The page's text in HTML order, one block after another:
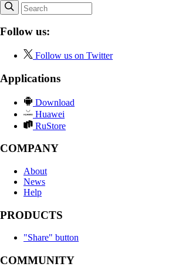
Follow us:
Follow us on Twitter
Applications
Download
Huawei
RuStore
COMPANY
About
News
Help
PRODUCTS
"Share" button
COMMUNITY